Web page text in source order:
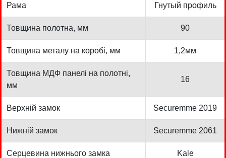
Рама Гнутый профиль
Товщина полотна, мм 90
Товщина металу на коробі, мм 1,2мм
Товщина МДФ панелі на полотні,
мм
16
Верхній замок Securemme 2019
Нижній замок Securemme 2061
Серцевина нижнього замка Kale